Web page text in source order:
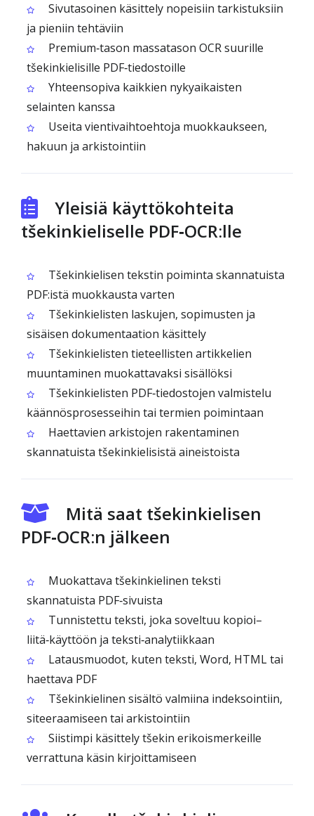
Sivutasoinen käsittely nopeisiin tarkistuksiin
ja pieniin tehtäviin
Premium‑tason massatason OCR suurille
tšekinkielisille PDF‑tiedostoille
Yhteensopiva kaikkien nykyaikaisten
selainten kanssa
Useita vientivaihtoehtoja muokkaukseen,
hakuun ja arkistointiin
Yleisiä käyttökohteita
tšekinkieliselle PDF‑OCR:lle
Tšekinkielisen tekstin poiminta skannatuista
PDF:istä muokkausta varten
Tšekinkielisten laskujen, sopimusten ja
sisäisen dokumentaation käsittely
Tšekinkielisten tieteellisten artikkelien
muuntaminen muokattavaksi sisällöksi
Tšekinkielisten PDF‑tiedostojen valmistelu
käännösprosesseihin tai termien poimintaan
Haettavien arkistojen rakentaminen
skannatuista tšekinkielisistä aineistoista
Mitä saat tšekinkielisen
PDF‑OCR:n jälkeen
Muokattava tšekinkielinen teksti
skannatuista PDF‑sivuista
Tunnistettu teksti, joka soveltuu kopioi–
liitä‑käyttöön ja teksti‑analytiikkaan
Latausmuodot, kuten teksti, Word, HTML tai
haettava PDF
Tšekinkielinen sisältö valmiina indeksointiin,
siteeraamiseen tai arkistointiin
Siistimpi käsittely tšekin erikoismerkeille
verrattuna käsin kirjoittamiseen